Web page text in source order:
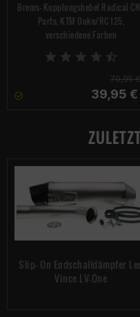
Brems- Kupplungshebel Radical
Parts, KTM Duke/RC 125,
verschiedene Farben
79,95
39,95 €
Slip- On Endschalldämpfer
Vince LV-One